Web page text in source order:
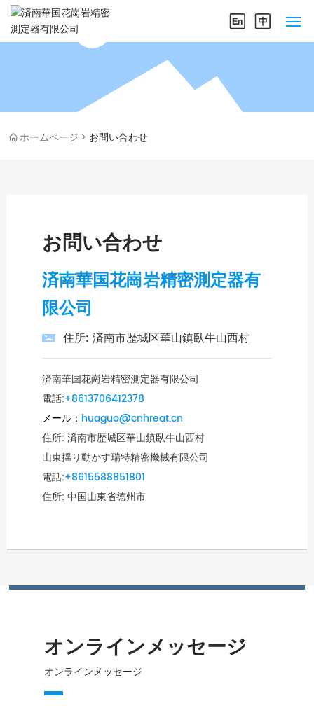
製品センター
お問い合わせ
ホームページ お問い合わせ
お問い合わせ
済南華国花崗岩精密測定器有
限公司
住所: 済南市歴城区華山鎮臥牛山西村
済南華国花崗岩精密測定器有限公司
電話:+8613706412378
メール： huaguo@cnhreat.cn
住所: 済南市歴城区華山鎮臥牛山西村
山東揺り動かす瑞特精密機械有限公司
電話:+8615588851801
住所: 中国山東省徳州市
オンラインメッセージ
オンラインメッセージ